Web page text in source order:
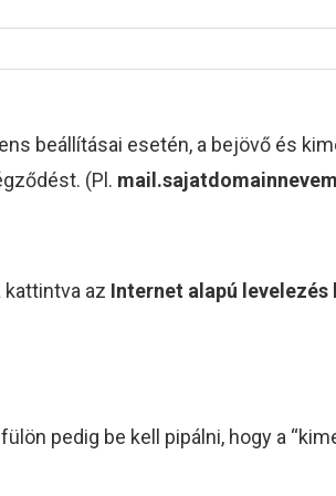
beállításai esetén, a bejövő és
(Pl.
kattintva az Internet alapú levelezés
pedig be kell pipálni, hogy a